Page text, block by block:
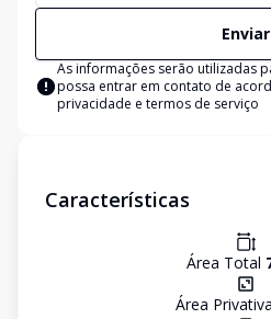
Enviar
As informações serão utilizadas
possa entrar em contato de
privacidade e termos de serviço
Características
Área Total
Área Privativa